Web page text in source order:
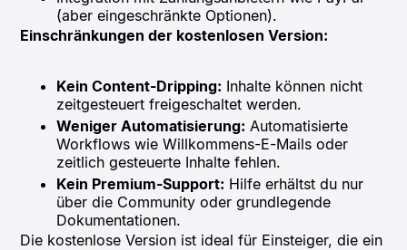
(aber eingeschränkte Optionen).
Einschränkungen der kostenlosen Version:
Kein Content-Dripping: Inhalte können nicht
zeitgesteuert freigeschaltet werden.
Weniger Automatisierung: Automatisierte
Workflows wie Willkommens-E-Mails oder
zeitlich gesteuerte Inhalte fehlen.
Kein Premium-Support: Hilfe erhältst du nur
über die Community oder grundlegende
Dokumentationen.
Die kostenlose Version ist ideal für Einsteiger, die ein